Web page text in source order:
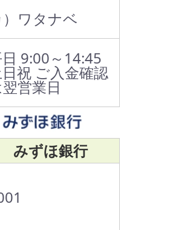
）ワタナベ
9:00～14:45
祝 ご入金確認
営業日
みずほ銀行